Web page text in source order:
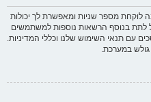
מספר שניות ומאפשרת לך יכולות
לתת בנוסף הרשאות נוספות למשתמשים
עם תנאי השימוש שלנו וכללי המדיניות.
במערכת.